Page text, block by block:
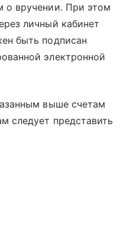
о вручении. При этом
личный кабинет
быть подписан
электронной
выше счетам
следует представить